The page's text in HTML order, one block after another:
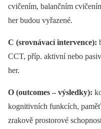
cvičením, balančním
her budou vyřazené.
C (srovnávací intervence):
CCT, příp. aktivní nebo
her.
O (outcomes –⁠ výsledky):
kognitivních funkcích,
zrakově prostorové